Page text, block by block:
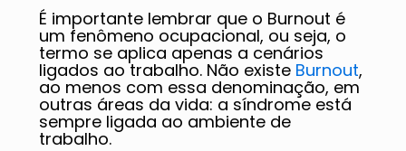
É importante lembrar que o Burnout é
um fenômeno ocupacional, ou seja, o
termo se aplica apenas a cenários
ligados ao trabalho. Não existe Burnout,
ao menos com essa denominação, em
outras áreas da vida: a síndrome está
sempre ligada ao ambiente de
trabalho.